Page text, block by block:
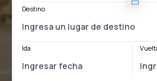
Destino
Ida